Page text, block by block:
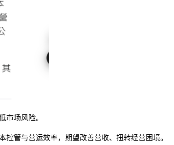
市场风险。
管与营运效率，期望改善营收、扭转经营困境。